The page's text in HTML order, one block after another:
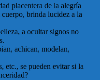
placentera de la alegría
brinda lucidez a la
a ocultar signos no
achican, modelan,
etc., se pueden evitar si la